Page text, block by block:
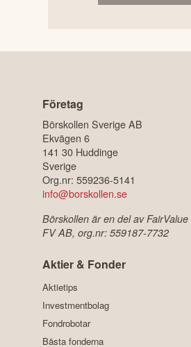
Företag
Börskollen Sverige AB
Ekvägen 6
141 30 Huddinge
Sverige
Org.nr: 559236-5141
info@borskollen.se
Börskollen är en del av FairValue
FV AB, org.nr: 559187-7732
Aktier & Fonder
Aktietips
Investmentbolag
Fondrobotar
Bästa fonderna